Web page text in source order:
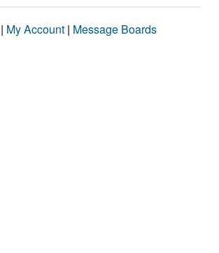
| My Account | Message Boards